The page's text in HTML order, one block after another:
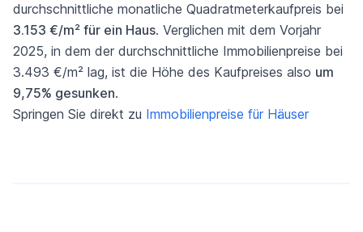
durchschnittliche monatliche Quadratmeterkaufpreis bei
3.153 €/m² für ein Haus. Verglichen mit dem Vorjahr
2025, in dem der durchschnittliche Immobilienpreise bei
3.493 €/m² lag, ist die Höhe des Kaufpreises also um
9,75% gesunken.
Springen Sie direkt zu Immobilienpreise für Häuser